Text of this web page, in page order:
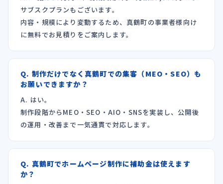
サブスクプランもございます。
内容・規模により変動するため、真鶴町の事業者様向け
に無料でお見積りをご案内します。
Q. 制作だけでなく真鶴町での集客（MEO・SEO）も
お願いできますか？
A. はい。
制作段階からMEO・SEO・AIO・SNSを実装し、公開後
の運用・改善まで一気通貫で対応します。
Q. 真鶴町でホームページ制作に補助金は使えます
か？